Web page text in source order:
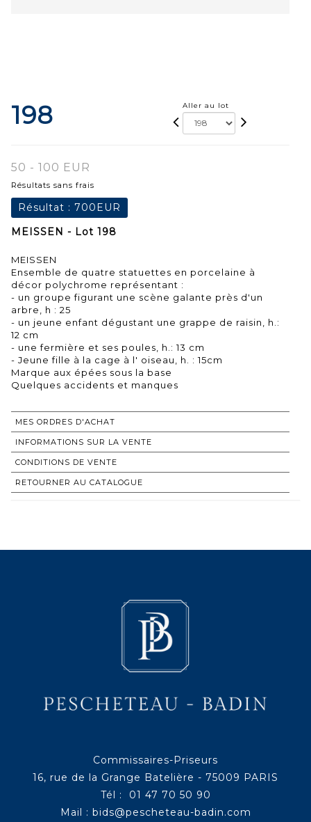
198 Aller au lot
50 - 100 EUR
Résultats sans frais
Résultat : 700EUR
MEISSEN - Lot 198
MEISSEN
Ensemble de quatre statuettes en porcelaine à
décor polychrome représentant :
- un groupe figurant une scène galante près d'un
arbre, h : 25
- un jeune enfant dégustant une grappe de raisin, h.:
12 cm
- une fermière et ses poules, h.: 13 cm
- Jeune fille à la cage à l' oiseau, h. : 15cm
Marque aux épées sous la base
Quelques accidents et manques
MES ORDRES D'ACHAT
INFORMATIONS SUR LA VENTE
CONDITIONS DE VENTE
RETOURNER AU CATALOGUE
Commissaires-Priseurs
16, rue de la Grange Batelière - 75009 PARIS
Tél : 01 47 70 50 90
Mail : bids@pescheteau-badin.com